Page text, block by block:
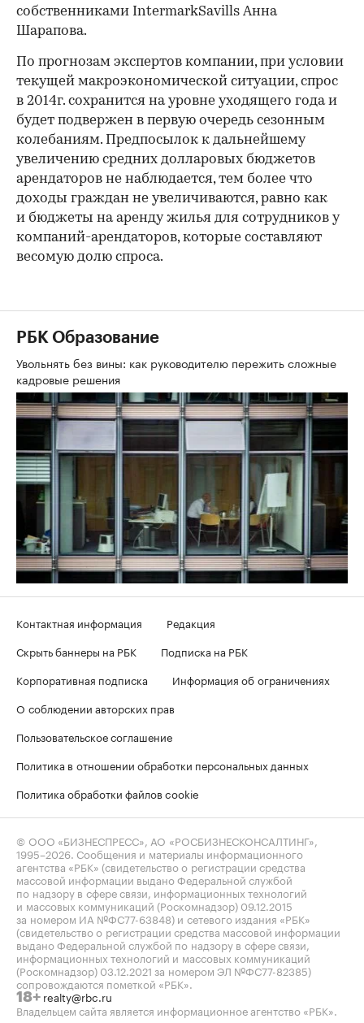
собственниками IntermarkSavills Анна
Шарапова.
По прогнозам экспертов компании, при условии
текущей макроэкономической ситуации, спрос
в 2014г. сохранится на уровне уходящего года и
будет подвержен в первую очередь сезонным
колебаниям. Предпосылок к дальнейшему
увеличению средних долларовых бюджетов
арендаторов не наблюдается, тем более что
доходы граждан не увеличиваются, равно как
и бюджеты на аренду жилья для сотрудников у
компаний-арендаторов, которые составляют
весомую долю спроса.
РБК Образование
Увольнять без вины: как руководителю пережить сложные
кадровые решения
Контактная информация
Редакция
Скрыть баннеры на РБК
Подписка на РБК
Корпоративная подписка
Информация об ограничениях
О соблюдении авторских прав
Пользовательское соглашение
Политика в отношении обработки персональных данных
Политика обработки файлов cookie
© ООО «БИЗНЕСПРЕСС», АО «РОСБИЗНЕСКОНСАЛТИНГ»,
1995–2026 . Сообщения и материалы информационного
агентства «РБК» (свидетельство о регистрации средства
массовой информации выдано Федеральной службой
по надзору в сфере связи, информационных технологий
и массовых коммуникаций (Роскомнадзор) 09.12.2015
за номером ИА №ФС77-63848) и сетевого издания «РБК»
(свидетельство о регистрации средства массовой информации
выдано Федеральной службой по надзору в сфере связи,
информационных технологий и массовых коммуникаций
(Роскомнадзор) 03.12.2021 за номером ЭЛ №ФС77-82385)
сопровождаются пометкой «РБК».
18+ realty@rbc.ru
Владельцем сайта является информационное агентство «РБК».